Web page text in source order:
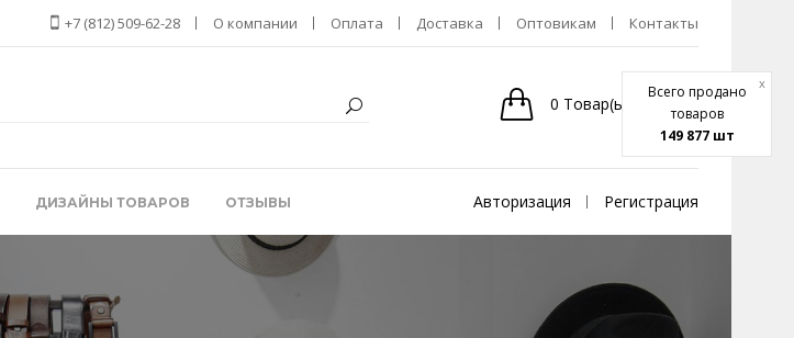
Всего продано
товаров
149 877 шт
x
+7 (812) 509-62-28 О компании Оплата Доставка Оптовикам Контакты
0 Товар(ы) 0р.
ДИЗАЙНЫ ТОВАРОВ ОТЗЫВЫ Авторизация Регистрация